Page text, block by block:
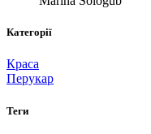
Категорії
Краса
Перукар
Теги